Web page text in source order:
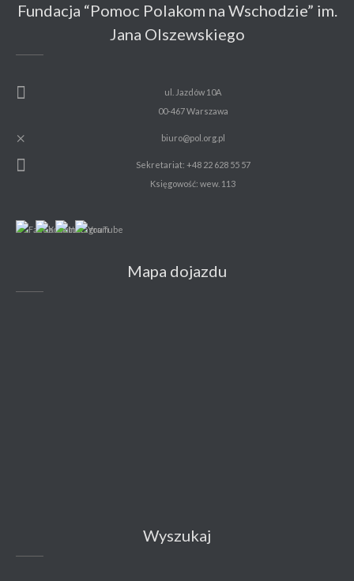
Fundacja “Pomoc Polakom na Wschodzie” im.
Jana Olszewskiego
ul. Jazdów 10A
00-467 Warszawa
biuro@pol.org.pl
Sekretariat: +48 22 628 55 57
Księgowość: wew. 113
Mapa dojazdu
Wyszukaj